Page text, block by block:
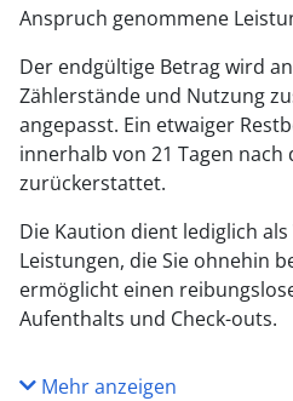
Anspruch genommene
Der endgültige Betrag wird
Zählerstände und Nutzung
angepasst. Ein etwaiger
innerhalb von 21 Tagen nach
zurückerstattet.
Die Kaution dient lediglich
Leistungen, die Sie ohnehin
ermöglicht einen
Aufenthalts und Check-outs.
Mehr anzeigen